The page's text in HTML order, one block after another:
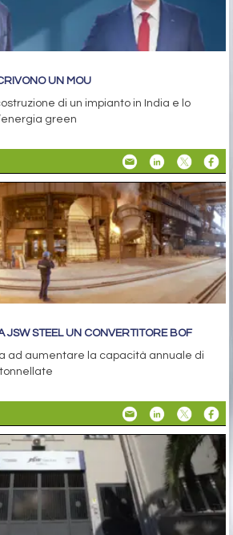
UN MOU
di un impianto in India e lo
green
JSW STEEL UN CONVERTITORE BOF
ad aumentare la capacità annuale di